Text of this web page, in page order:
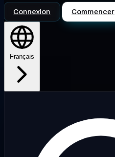
Connexion Commencer
Français